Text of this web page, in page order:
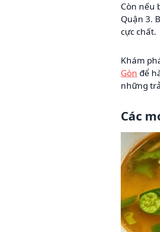
Còn nếu
Quận 3.
cực chất.
Khám
Gòn để
những
Các